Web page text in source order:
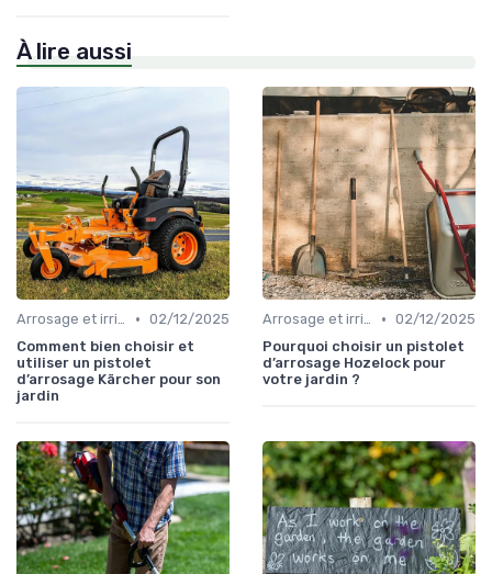
À lire aussi
Arrosage et irrigation • 02/12/2025
Comment bien choisir et
utiliser un pistolet
d’arrosage Kärcher pour son
jardin
Arrosage et irrigation • 02/12/2025
Pourquoi choisir un pistolet
d’arrosage Hozelock pour
votre jardin ?